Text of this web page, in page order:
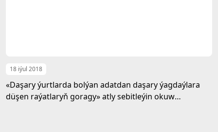
18 iýul 2018
«Daşary ýurtlarda bolýan adatdan daşary ýagdaýlara
düşen raýatlaryň goragy» atly sebitleýin okuw